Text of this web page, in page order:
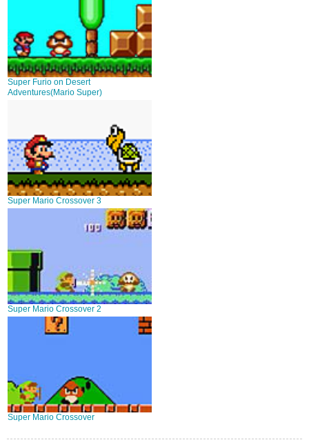
Super Furio on Desert
Adventures(Mario Super)
Super Mario Crossover 3
Super Mario Crossover 2
Super Mario Crossover